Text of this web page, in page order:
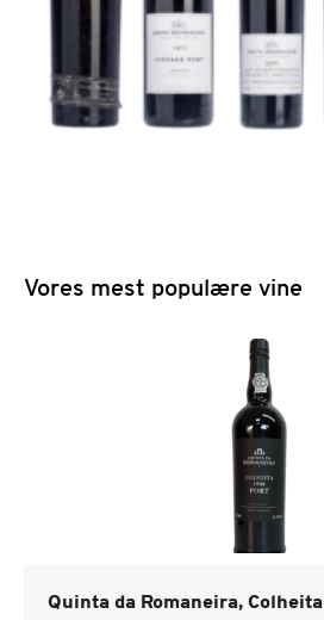
Vores mest populære vine
Quinta da Romaneira, Colheita